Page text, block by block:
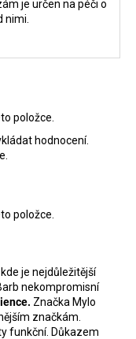
je určen na péči o
nimi.
položce.
hodnocení.
položce.
je nejdůležitější
nekompromisní
Značka Mylo
značkám.
funkční. Důkazem